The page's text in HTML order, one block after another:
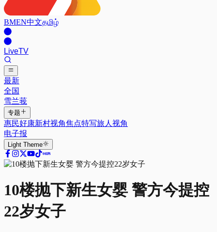
BMEN中文தமிழ்
LiveTV
最新
全国
雪兰莪
专题
惠民好康新村视角焦点特写旅人视角
电子报
Light Theme
10楼抛下新生女婴 警方今提控
22岁女子